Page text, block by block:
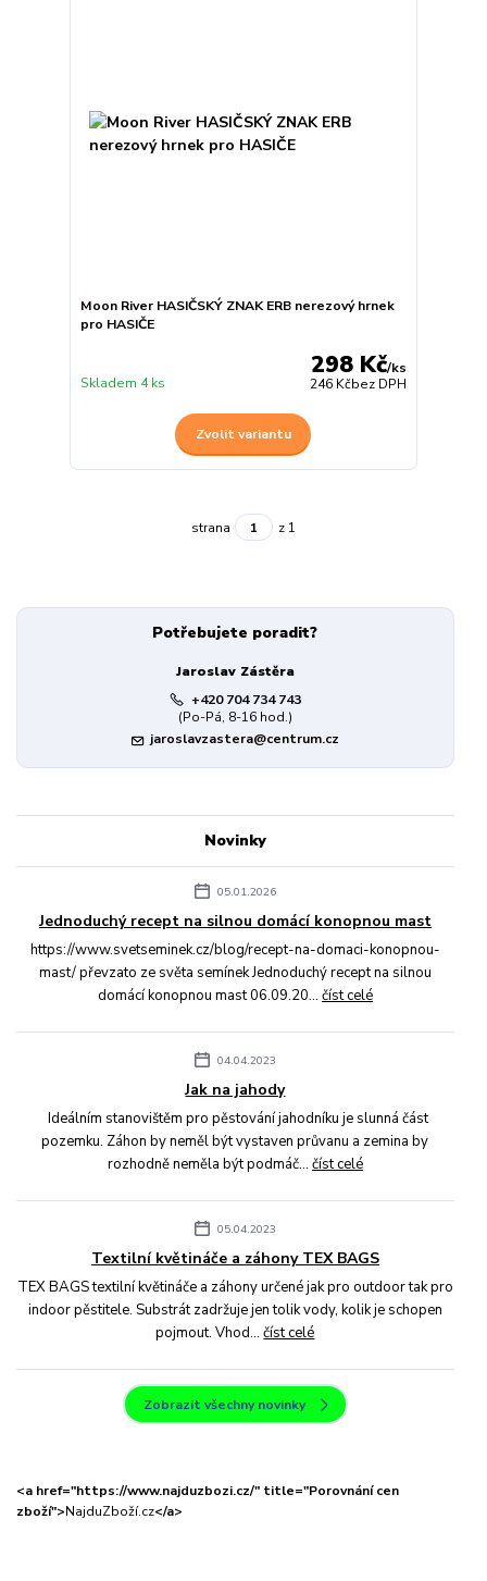
Moon River HASIČSKÝ ZNAK ERB nerezový hrnek
pro HASIČE
298 Kč/ks
246 Kčbez DPH
Skladem 4 ks
Zvolit variantu
strana z 1
Potřebujete poradit?
Jaroslav Zástěra
+420 704 734 743
(Po-Pá, 8-16 hod.)
jaroslavzastera@centrum.cz
Novinky
05.01.2026
Jednoduchý recept na silnou domácí konopnou mast
https://www.svetseminek.cz/blog/recept-na-domaci-konopnou-
mast/ převzato ze světa semínek Jednoduchý recept na silnou
domácí konopnou mast 06.09.20... číst celé
04.04.2023
Jak na jahody
Ideálním stanovištěm pro pěstování jahodníku je slunná část
pozemku. Záhon by neměl být vystaven průvanu a zemina by
rozhodně neměla být podmáč... číst celé
05.04.2023
Textilní květináče a záhony TEX BAGS
TEX BAGS textilní květináče a záhony určené jak pro outdoor tak pro
indoor pěstitele. Substrát zadržuje jen tolik vody, kolik je schopen
pojmout. Vhod...číst celé
Zobrazit všechny novinky
<a href="https://www.najduzbozi.cz/" title="Porovnání cen
zboží">NajduZboží.cz</a>